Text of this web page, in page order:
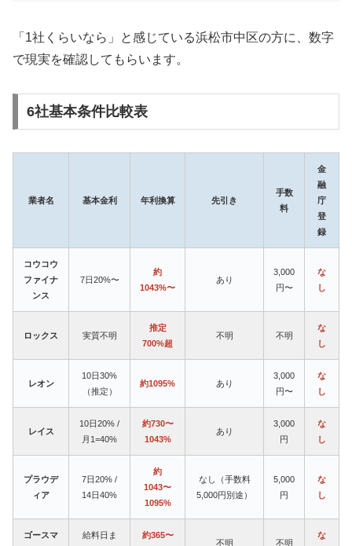
「1社くらいなら」と感じている浜松市中区の方に、数字
で現実を確認してもらいます。
6社基本条件比較表
業者名 基本金利 年利換算 先引き
手数
料
金
融
庁
登
録
コウコウ
ファイナ
ンス
7日20%〜
約
1043%〜
あり
3,000
円〜
な
し
ロックス 実質不明
推定
700%超
不明 不明
な
し
レオン
10日30%
（推定）
約1095% あり
3,000
円〜
な
し
レイス
10日20% /
月1=40%
約730〜
1043%
あり
3,000
円
な
し
プラウデ
ィア
7日20% /
14日40%
約
1043〜
1095%
なし（手数料
5,000円別途）
5,000
円
な
し
ゴースマ
給料日ま
約365〜
不明 不明
な